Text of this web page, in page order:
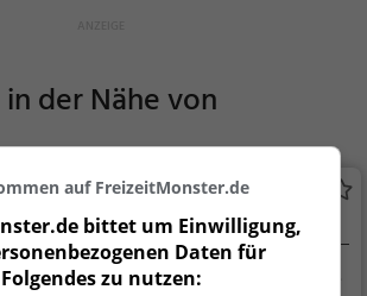
der Nähe von
Gasthaus Hofer
Restaurant in Perg
Perg, Österreich
auf FreizeitMonster.de
bittet um Einwilligung,
Daten für
Folgendes zu nutzen: